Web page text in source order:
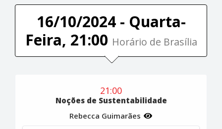
16/10/2024 - Quarta-
Feira, 21:00 Horário de Brasília
21:00
Noções de Sustentabilidade
Rebecca Guimarães